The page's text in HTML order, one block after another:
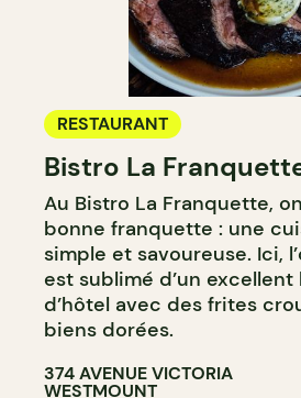
RESTAURANT
Bistro La
Au Bistro La Franquette,
bonne franquette : une
simple et savoureuse. Ici,
est sublimé d’un
d’hôtel avec des frites
biens dorées.
374 AVENUE VICTORIA
WESTMOUNT